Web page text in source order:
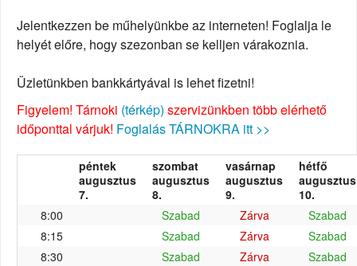
Jelentkezzen be műhelyünkbe az interneten! Foglalja le
helyét előre, hogy szezonban se kelljen várakoznia.
Üzletünkben bankkártyával is lehet fizetni!
Figyelem! Tárnoki (térkép) szervizünkben több elérhető
időponttal várjuk! Foglalás TÁRNOKRA itt >>
péntek
augusztus
7.
szombat
augusztus
8.
vasárnap
augusztus
9.
hétfő
augusztus
10.
8:00
Szabad Zárva
Szabad
8:15
Szabad Zárva
Szabad
8:30
Szabad Zárva
Szabad